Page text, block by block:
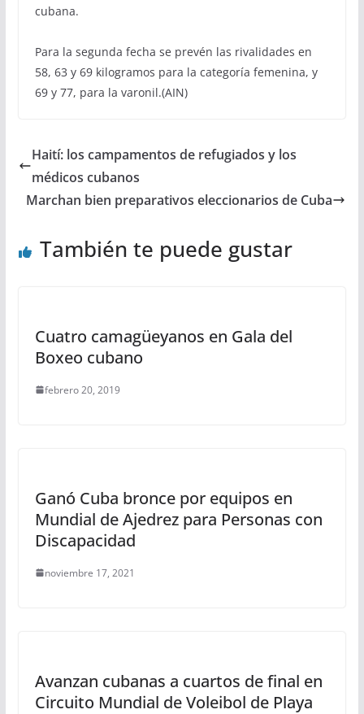
cubana.
Para la segunda fecha se prevén las rivalidades en
58, 63 y 69 kilogramos para la categoría femenina, y
69 y 77, para la varonil.(AIN)
Haití: los campamentos de refugiados y los
médicos cubanos
Marchan bien preparativos eleccionarios de Cuba
También te puede gustar
Cuatro camagüeyanos en Gala del
Boxeo cubano
febrero 20, 2019
Ganó Cuba bronce por equipos en
Mundial de Ajedrez para Personas con
Discapacidad
noviembre 17, 2021
Avanzan cubanas a cuartos de final en
Circuito Mundial de Voleibol de Playa